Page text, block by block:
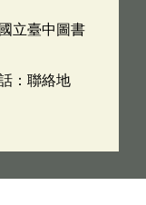
立臺中圖書
：聯絡地